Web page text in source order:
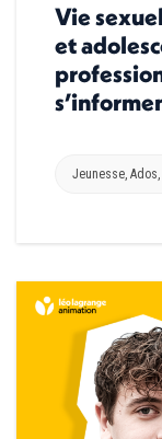
Vie
et
Jeunesse, Ados,